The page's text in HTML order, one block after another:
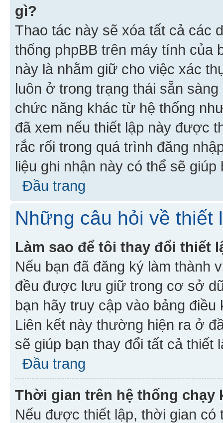
gì?
Thao tác này sẽ xóa tất cả các
thống phpBB trên máy tính của
này là nhằm giữ cho việc xác
luôn ở trong trạng thái sẵn
chức năng khác từ hệ thống
đã xem nếu thiết lập này được
rắc rối trong quá trình đăng
liệu ghi nhận này có thể sẽ
Đầu trang
Những câu hỏi về thiết
Làm sao để tôi thay đổi thiết
Nếu bạn đã đăng ký làm thành
đều được lưu giữ trong cơ sở
bạn hãy truy cập vào bảng
Liên kết này thường hiện ra ở
sẽ giúp bạn thay đổi tất cả thiết
Đầu trang
Thời gian trên hệ thống chạy
Nếu được thiết lập, thời gian